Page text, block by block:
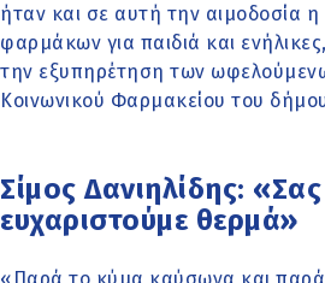
ήταν και σε αυτή την αιμοδοσία
φαρμάκων για παιδιά και
την εξυπηρέτηση των
Κοινωνικού Φαρμακείου του
Σίμος Δανιηλίδης: «Σας
ευχαριστούμε θερμά»